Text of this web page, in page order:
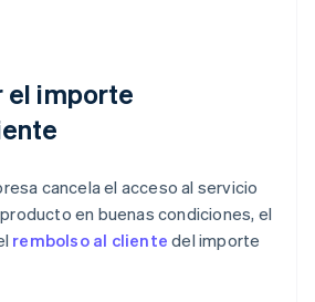
el importe
cancela el acceso al servicio
en buenas condiciones, el
rembolso al cliente del importe